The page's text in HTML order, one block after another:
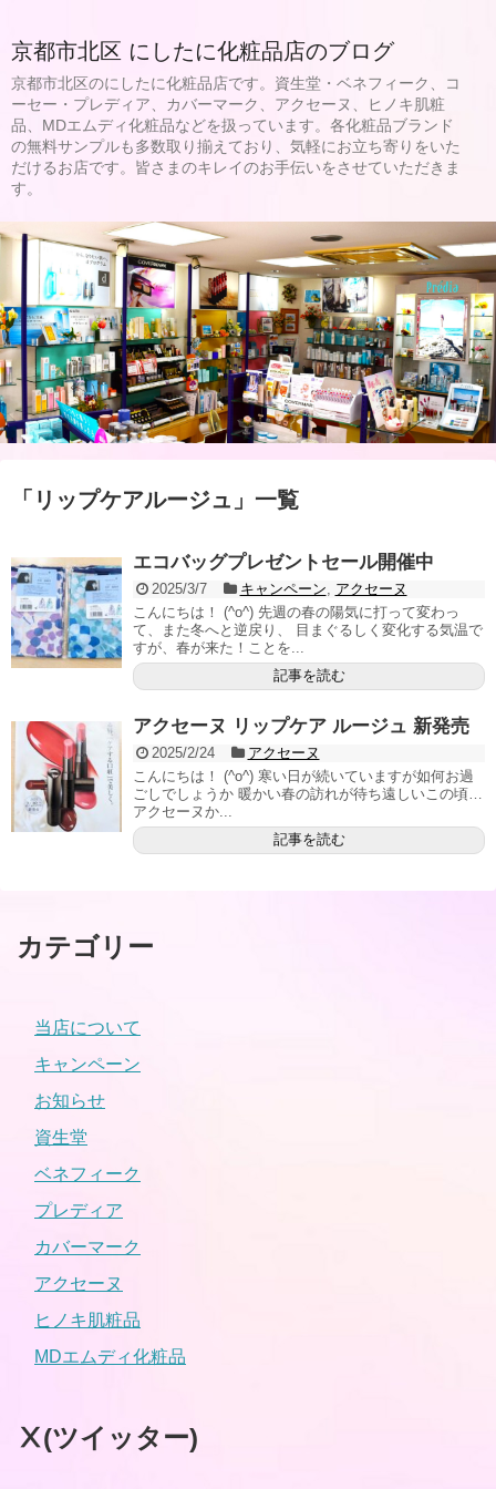
京都市北区 にしたに化粧品店のブログ
京都市北区のにしたに化粧品店です。資生堂・ベネフィーク、コ
ーセー・プレディア、カバーマーク、アクセーヌ、ヒノキ肌粧
品、MDエムディ化粧品などを扱っています。各化粧品ブランド
の無料サンプルも多数取り揃えており、気軽にお立ち寄りをいた
だけるお店です。皆さまのキレイのお手伝いをさせていただきま
す。
「 リップケアルージュ 」 一覧
エコバッグプレゼントセール開催中
2025/3/7 キャンペーン
アクセーヌ
こんにちは！ (^o^) 先週の春の陽気に打って変わっ
て、また冬へと逆戻り、 目まぐるしく変化する気温で
すが、春が来た！ことを...
記事を読む
アクセーヌ リップケア ルージュ 新発売
2025/2/24
アクセーヌ
こんにちは！ (^o^) 寒い日が続いていますが如何お過
ごしでしょうか 暖かい春の訪れが待ち遠しいこの頃…
アクセーヌか...
記事を読む
カテゴリー
当店について
キャンペーン
お知らせ
資生堂
ベネフィーク
プレディア
カバーマーク
アクセーヌ
ヒノキ肌粧品
MDエムディ化粧品
Ⅹ(ツイッター)